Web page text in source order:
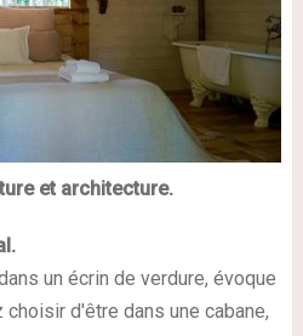
et architecture.
un écrin de verdure, évoque
d'être dans une cabane,